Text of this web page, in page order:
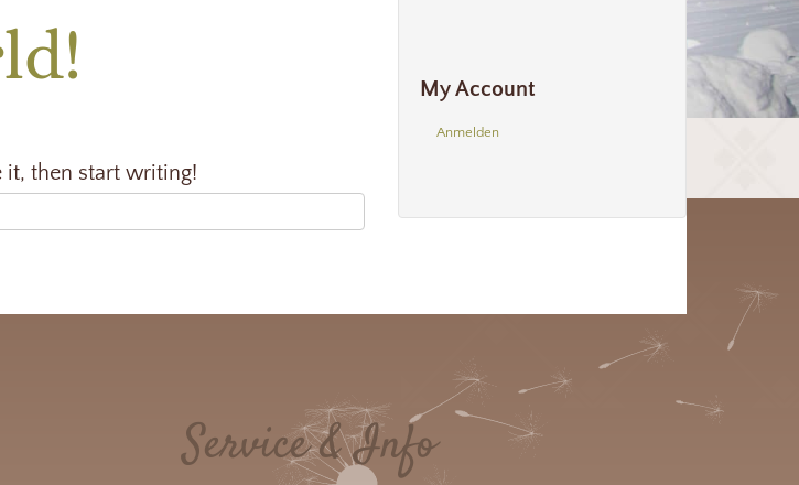
it, then start writing!
My Account
Anmelden
Service & Info